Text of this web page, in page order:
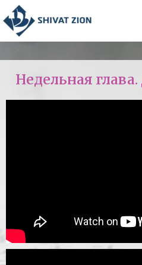
Недельная